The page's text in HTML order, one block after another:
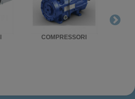
COMPRESSORI